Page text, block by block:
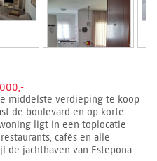
middelste verdieping te koop
de boulevard en op korte
ligt in een toplocatie
cafés en alle
de jachthaven van Estepona